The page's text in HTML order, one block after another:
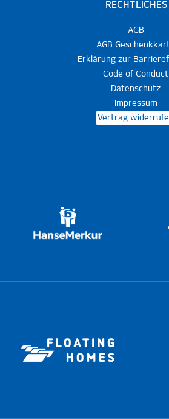
RECHTLICHES
AGB
AGB
Erklärung zur
Code of Conduct
Datenschutz
Impressum
Vertrag